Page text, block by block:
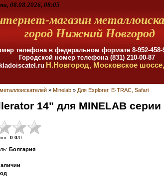
08.08.2026, 08:05
магазин
город Нижний Новгород
телефона в федеральном формате 8-952-458-
Городской номер телефона (831) 210-00-87
Н.Новгород, Московское
» Minelab » Для Explorer, E-TRAC, Safari
14" для MINELAB
: 0.0/0
: Болгария